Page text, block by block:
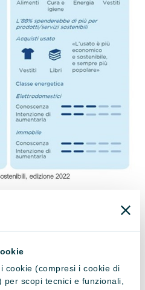
cookie (compresi i cookie di
scopi tecnici e funzionali,
Lo studio Agos Insight sui
altri tre profili.
il possibile ma si scontrano
fascia comprende
con figli che hanno molte